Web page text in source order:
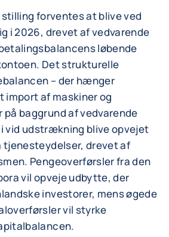
forventes at blive ved
i 2026, drevet af vedvarende
løbende
Det strukturelle
– der hænger
import af maskiner og
baggrund af vedvarende
vid udstrækning blive opvejet
tjenesteydelser, drevet af
Pengeoverførsler fra den
vil opveje udbytte, der
investorer, mens øgede
vil styrke